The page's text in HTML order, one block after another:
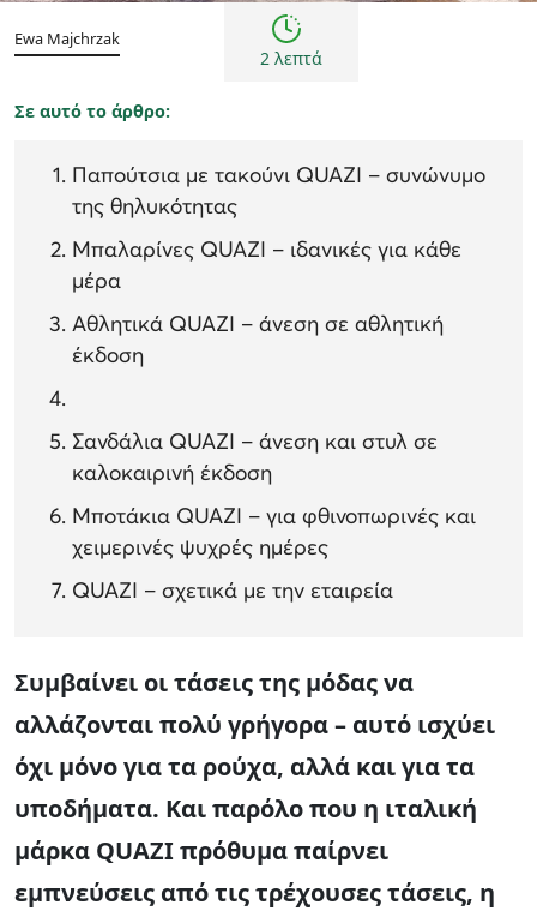
Ewa Majchrzak
2 λεπτά
Σε αυτό το άρθρο:
Παπούτσια με τακούνι QUAZI – συνώνυμο
της θηλυκότητας
Μπαλαρίνες QUAZI – ιδανικές για κάθε
μέρα
Αθλητικά QUAZI – άνεση σε αθλητική
έκδοση
Σανδάλια QUAZI – άνεση και στυλ σε
καλοκαιρινή έκδοση
Μποτάκια QUAZI – για φθινοπωρινές και
χειμερινές ψυχρές ημέρες
QUAZI – σχετικά με την εταιρεία
Συμβαίνει οι τάσεις της μόδας να
αλλάζονται πολύ γρήγορα – αυτό ισχύει
όχι μόνο για τα ρούχα, αλλά και για τα
υποδήματα. Και παρόλο που η ιταλική
μάρκα QUAZI πρόθυμα παίρνει
εμπνεύσεις από τις τρέχουσες τάσεις, η